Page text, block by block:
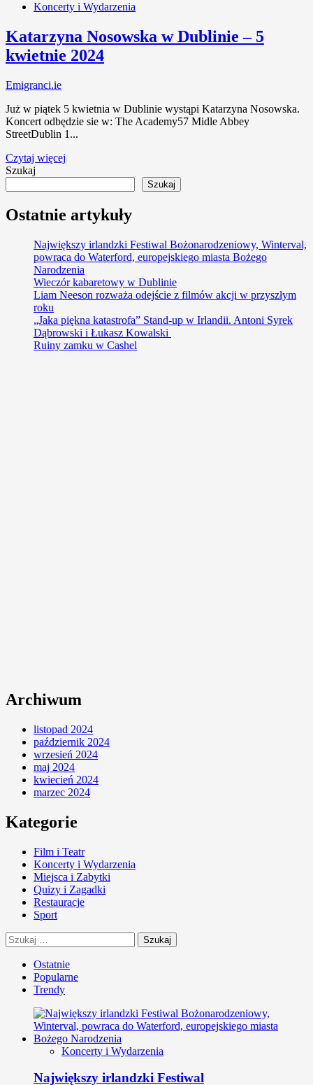
Koncerty i Wydarzenia
Katarzyna Nosowska w Dublinie – 5
kwietnie 2024
Emigranci.ie
Już w piątek 5 kwietnia w Dublinie wystąpi Katarzyna Nosowska.
Koncert odbędzie sie w: The Academy57 Midle Abbey
StreetDublin 1...
Czytaj więcej
Szukaj
Szukaj
Ostatnie artykuły
Największy irlandzki Festiwal Bożonarodzeniowy, Winterval,
powraca do Waterford, europejskiego miasta Bożego
Narodzenia
Wieczór kabaretowy w Dublinie
Liam Neeson rozważa odejście z filmów akcji w przyszłym
roku
„Jaka piękna katastrofa” Stand-up w Irlandii. Antoni Syrek
Dąbrowski i Łukasz Kowalski
Ruiny zamku w Cashel
Archiwum
listopad 2024
październik 2024
wrzesień 2024
maj 2024
kwiecień 2024
marzec 2024
Kategorie
Film i Teatr
Koncerty i Wydarzenia
Miejsca i Zabytki
Quizy i Zagadki
Restauracje
Sport
Szukaj:
Ostatnie
Popularne
Trendy
Koncerty i Wydarzenia
Największy irlandzki Festiwal